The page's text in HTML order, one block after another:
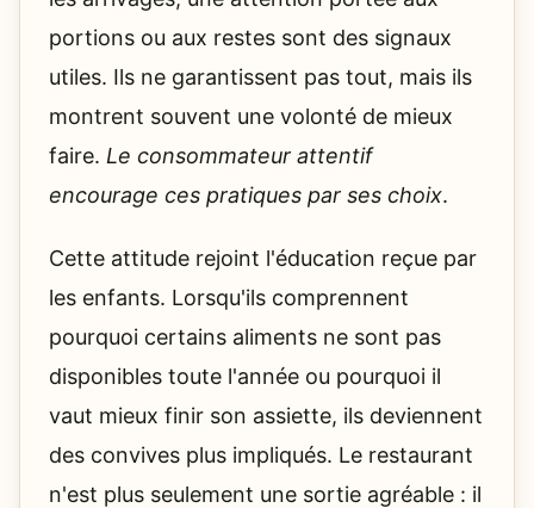
portions ou aux restes sont des signaux
utiles. Ils ne garantissent pas tout, mais ils
montrent souvent une volonté de mieux
faire. Le consommateur attentif
encourage ces pratiques par ses choix.
Cette attitude rejoint l'éducation reçue par
les enfants. Lorsqu'ils comprennent
pourquoi certains aliments ne sont pas
disponibles toute l'année ou pourquoi il
vaut mieux finir son assiette, ils deviennent
des convives plus impliqués. Le restaurant
n'est plus seulement une sortie agréable : il